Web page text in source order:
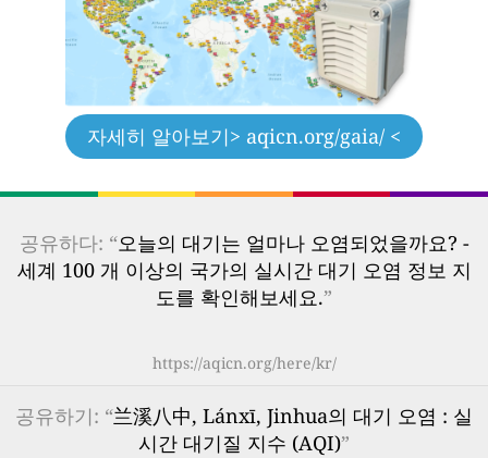
자세히 알아보기> aqicn.org/gaia/ <
공유하다: “오늘의 대기는 얼마나 오염되었을까요? -
세계 100 개 이상의 국가의 실시간 대기 오염 정보 지
도를 확인해보세요.”
https://aqicn.org/here/kr/
공유하기: “兰溪八中, Lánxī, Jinhua의 대기 오염 : 실
시간 대기질 지수 (AQI)”